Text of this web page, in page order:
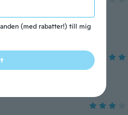
(med rabatter!) till mig